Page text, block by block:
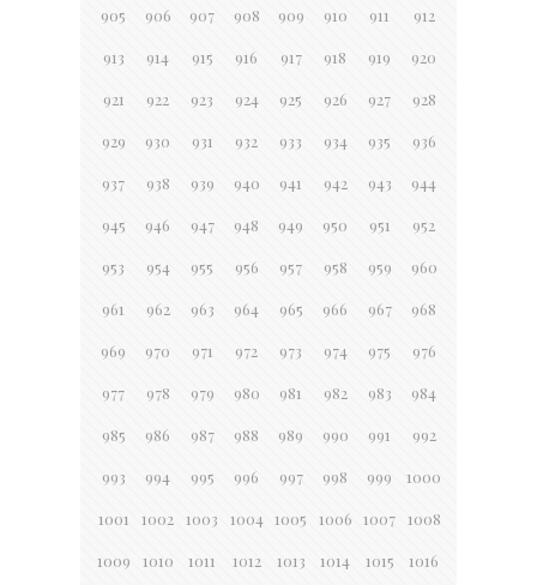
905 906 907 908 909 910 911 912
913 914 915 916 917 918 919 920
921 922 923 924 925 926 927 928
929 930 931 932 933 934 935 936
937 938 939 940 941 942 943 944
945 946 947 948 949 950 951 952
953 954 955 956 957 958 959 960
961 962 963 964 965 966 967 968
969 970 971 972 973 974 975 976
977 978 979 980 981 982 983 984
985 986 987 988 989 990 991 992
993 994 995 996 997 998 999 1000
1001 1002 1003 1004 1005 1006 1007 1008
1009 1010 1011 1012 1013 1014 1015 1016